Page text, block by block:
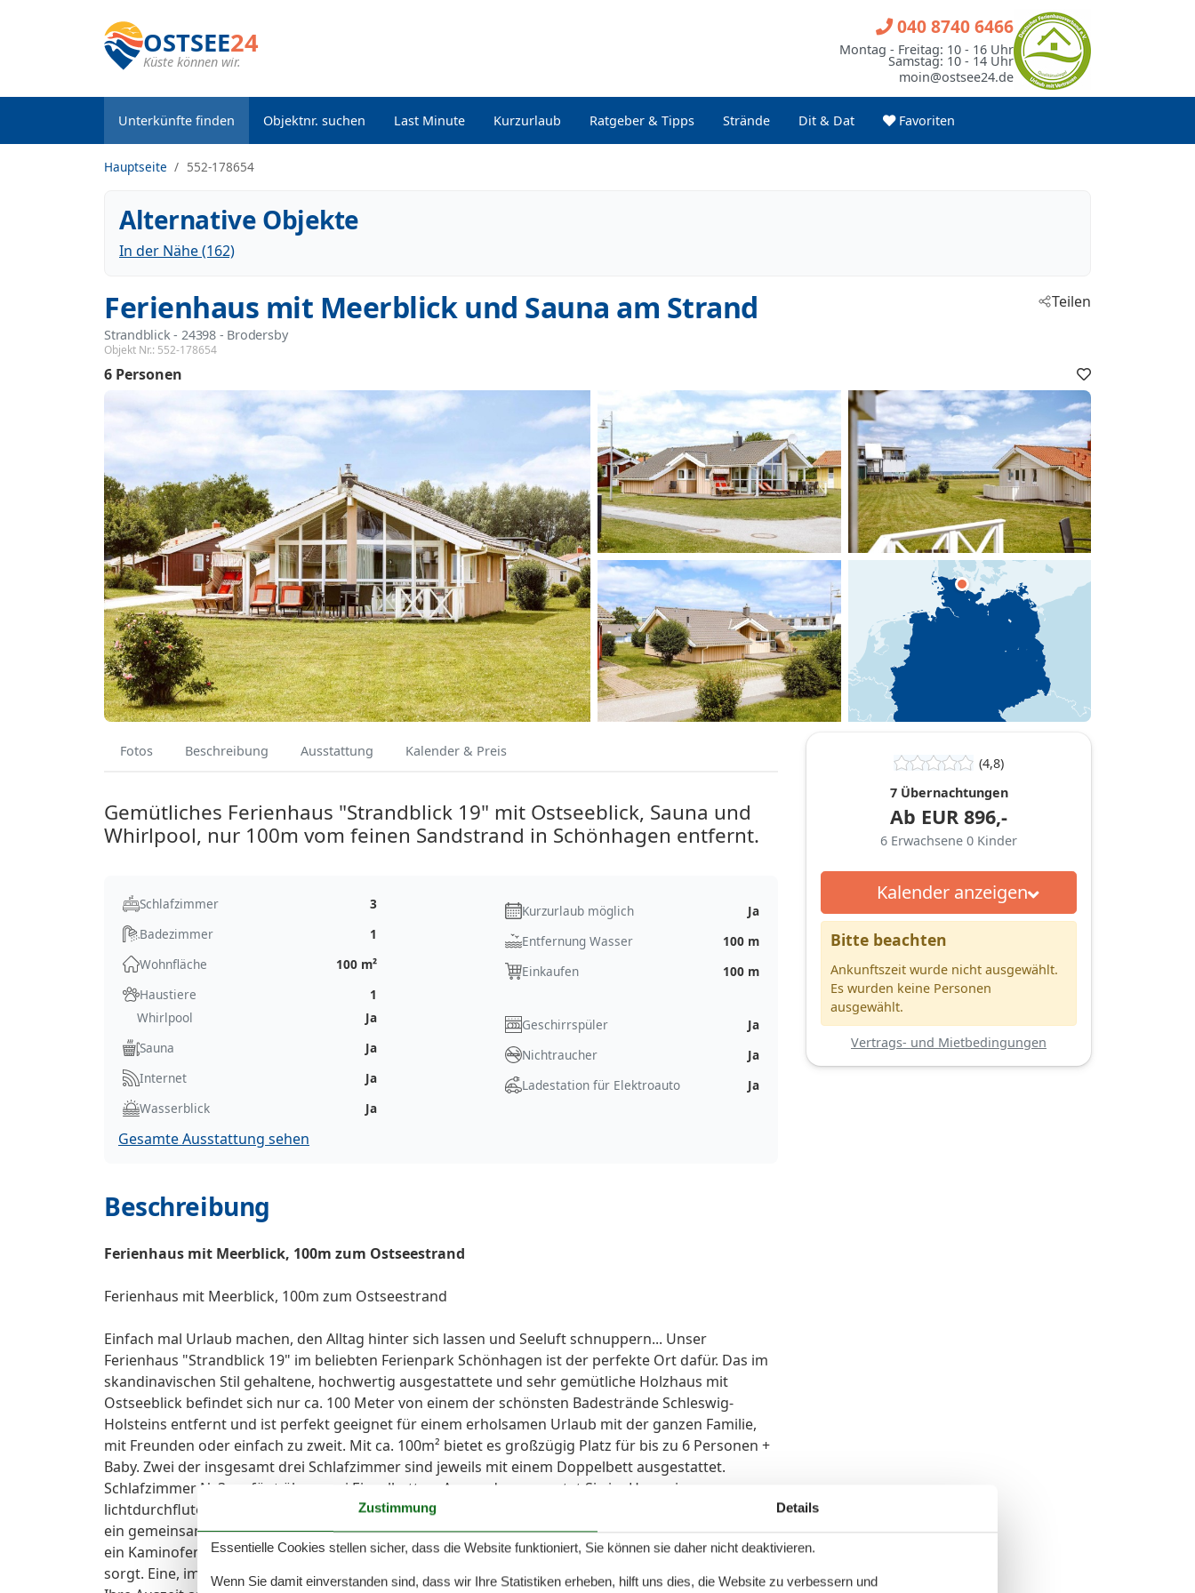
OSTSEE24
Küste können wir.
Unterkünfte finden Objektnr. suchen Last Minute Kurzurlaub Ratgeber & Tipps Strände Dit & Dat Favoriten
040 8740 6466
Montag - Freitag: 10 - 16 Uhr
Samstag: 10 - 14 Uhr
moin@ostsee24.de
Hauptseite 552-178654
Alternative Objekte
In der Nähe (162)
Ferienhaus mit Meerblick und Sauna am Strand
Strandblick - 24398 - Brodersby
Objekt Nr.: 552-178654
Teilen
6 Personen
Fotos Beschreibung Ausstattung Kalender & Preis
Gemütliches Ferienhaus "Strandblick 19" mit Ostseeblick, Sauna und
Whirlpool, nur 100m vom feinen Sandstrand in Schönhagen entfernt.
Schlafzimmer
3
Badezimmer
1
Wohnfläche
100 m²
Haustiere
1
Kurzurlaub möglich
Ja
Entfernung Wasser
100 m
Einkaufen
100 m
Whirlpool
Ja
Sauna
Ja
Internet
Ja
Wasserblick
Ja
Geschirrspüler
Ja
Nichtraucher
Ja
Ladestation für Elektroauto
Ja
Gesamte Ausstattung sehen
Beschreibung
Ferienhaus mit Meerblick, 100m zum Ostseestrand
Ferienhaus mit Meerblick, 100m zum Ostseestrand
Einfach mal Urlaub machen, den Alltag hinter sich lassen und Seeluft schnuppern... Unser
Ferienhaus "Strandblick 19" im beliebten Ferienpark Schönhagen ist der perfekte Ort dafür. Das im
skandinavischen Stil gehaltene, hochwertig ausgestattete und sehr gemütliche Holzhaus mit
Ostseeblick befindet sich nur ca. 100 Meter von einem der schönsten Badestrände Schleswig-
Holsteins entfernt und ist perfekt geeignet für einem erholsamen Urlaub mit der ganzen Familie,
mit Freunden oder einfach zu zweit. Mit ca. 100m² bietet es großzügig Platz für bis zu 6 Personen +
Baby. Zwei der insgesamt drei Schlafzimmer sind jeweils mit einem Doppelbett ausgestattet.
Schlafzimmer Nr.3 verfügt über zwei Einzelbetten. Ausserdem erwartet Sie im Haus ein
lichtdurchfluteter Wohn-und Essbereich mit integrierter, moderner Küche, die keine Wünsche für
ein gemeinsames Kochen und Beisammensein offen lässt. Im Mittelpunkt des Wohnbereichs steht
ein Kaminofen, der auch bei pustigem Ostseewetter für behagliche Wärme und Gemütlichkeit
sorgt. Eine, im frisch renovierten Badezimmer, integrierte Sauna und die Whirlpoolwanne runden
(4,8)
7 Übernachtungen
Ab EUR 896,-
6 Erwachsene 0 Kinder
Kalender anzeigen
Bitte beachten
Ankunftszeit wurde nicht ausgewählt.
Es wurden keine Personen
ausgewählt.
Vertrags- und Mietbedingungen
Zustimmung Details
Essentielle Cookies stellen sicher, dass die Website funktioniert, Sie können sie daher nicht deaktivieren.
Wenn Sie damit einverstanden sind, dass wir Ihre Statistiken erheben, hilft uns dies, die Website zu verbessern und